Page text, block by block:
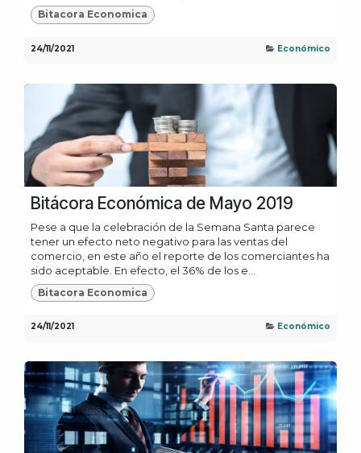
Bitacora Economica
24/11/2021 Económico
Bitácora Económica de Mayo 2019
Pese a que la celebración de la Semana Santa parece
tener un efecto neto negativo para las ventas del
comercio, en este año el reporte de los comerciantes ha
sido aceptable. En efecto, el 36% de los e...
Bitacora Economica
24/11/2021 Económico